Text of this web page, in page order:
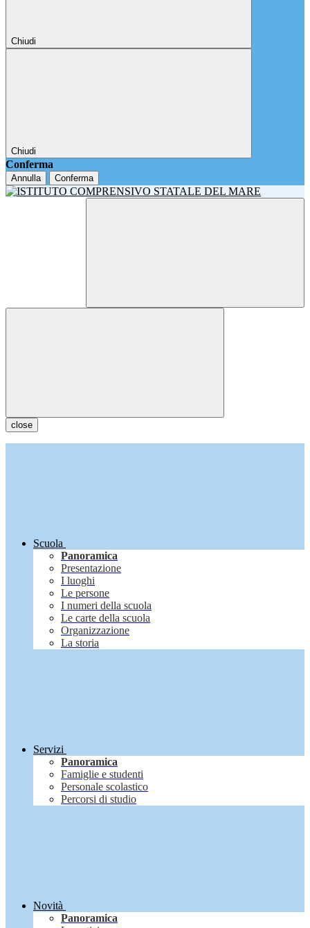
Chiudi
Chiudi
Conferma
Annulla Conferma
close
Scuola
Panoramica
Presentazione
I luoghi
Le persone
I numeri della scuola
Le carte della scuola
Organizzazione
La storia
Servizi
Panoramica
Famiglie e studenti
Personale scolastico
Percorsi di studio
Novità
Panoramica